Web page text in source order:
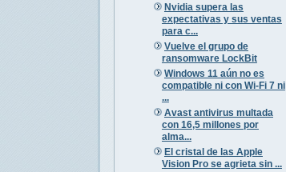
Nvidia supera las
expectativas y sus ventas
para c...
Vuelve el grupo de
ransomware LockBit
Windows 11 aún no es
compatible ni con Wi-Fi 7 ni
...
Avast antivirus multada
con 16,5 millones por
alma...
El cristal de las Apple
Vision Pro se agrieta sin ...